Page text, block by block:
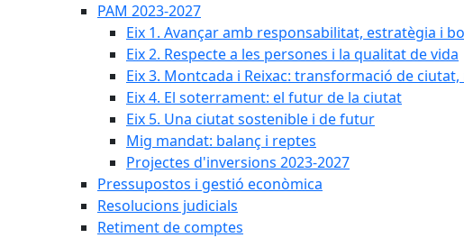
PAM 2023-2027
Eix 1. Avançar amb responsabilitat, estratègia i
Eix 2. Respecte a les persones i la qualitat de vida
Eix 3. Montcada i Reixac: transformació de
Eix 4. El soterrament: el futur de la ciutat
Eix 5. Una ciutat sostenible i de futur
Mig mandat: balanç i reptes
Projectes d'inversions 2023-2027
Pressupostos i gestió econòmica
Resolucions judicials
Retiment de comptes